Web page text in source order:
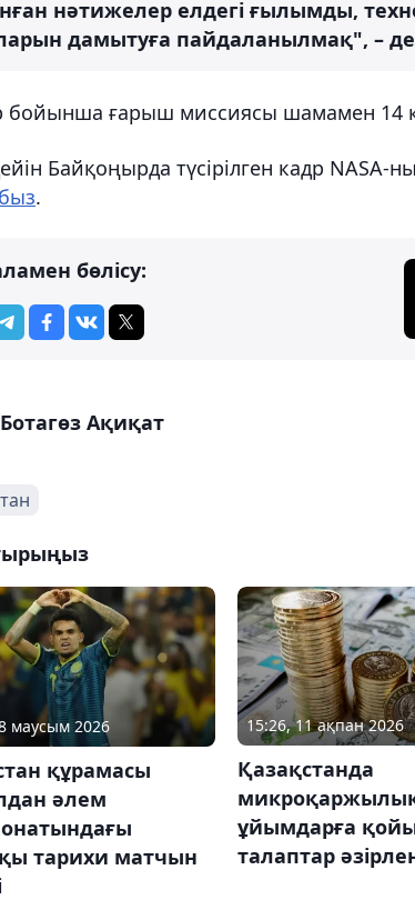
нәтижелер елдегі ғылымды,
дамытуға пайдаланылмақ", –
бойынша ғарыш миссиясы шамамен 14
Байқоңырда түсірілген кадр
.
бөлісу:
Ботагөз Ақиқат
маусым 2026
құрамасы
әлем
тарихи матчын
15:26, 11 ақпан 2026
Қазақстанда
ұйымдарға
талаптар